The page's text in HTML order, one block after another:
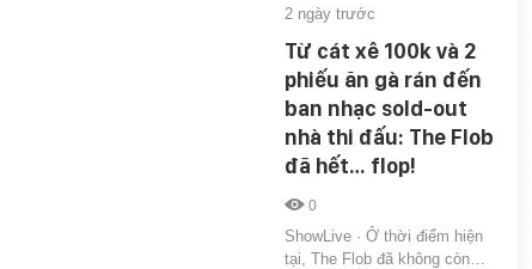
2 ngày trước
Từ cát xê 100k và 2
phiếu ăn gà rán đến
ban nhạc sold-out
nhà thi đấu: The Flob
đã hết… flop!
0
ShowLive · Ở thời điểm hiện
tại, The Flob đã không còn…